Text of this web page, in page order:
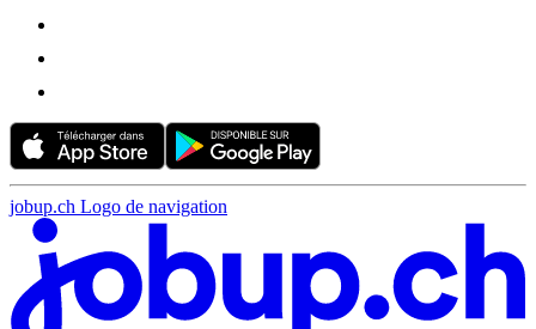
jobup.ch Logo de navigation